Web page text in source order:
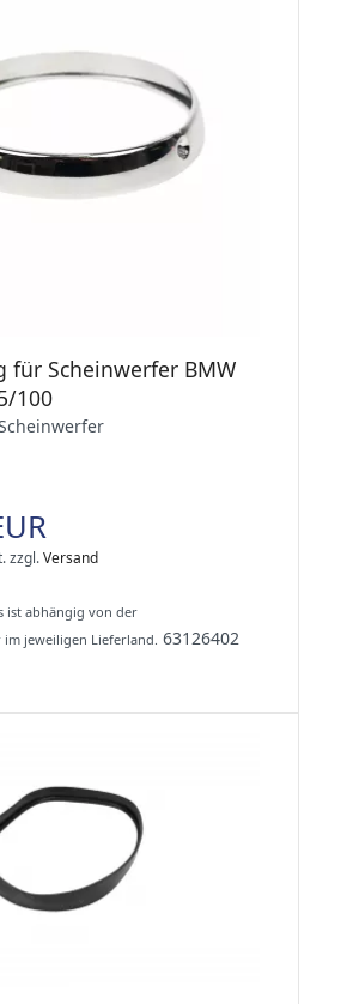
für Scheinwerfer BMW
100
zzgl.Versand
ist abhängig von der
jeweiligen Lieferland. 63126402